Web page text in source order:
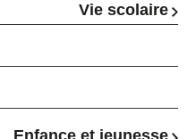
Vie scolaire